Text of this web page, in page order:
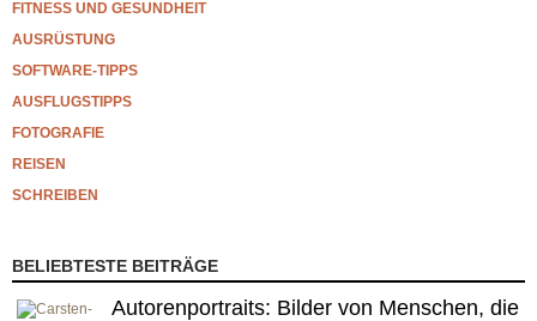
FITNESS UND GESUNDHEIT
AUSRÜSTUNG
SOFTWARE-TIPPS
AUSFLUGSTIPPS
FOTOGRAFIE
REISEN
SCHREIBEN
BELIEBTESTE BEITRÄGE
Autorenportraits: Bilder von Menschen, die